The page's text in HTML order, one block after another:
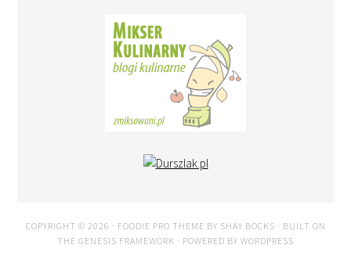
COPYRIGHT © 2026 · FOODIE PRO THEME BY SHAY BOCKS · BUILT ON
THE GENESIS FRAMEWORK · POWERED BY WORDPRESS